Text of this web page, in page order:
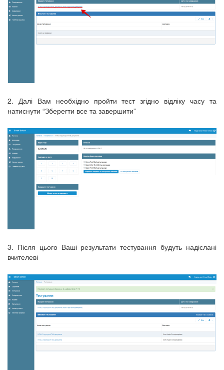
2. Далі Вам необхідно пройти тест згідно відліку часу та
натиснути “Зберегти все та завершити”
3. Після цього Ваші результати тестування будуть надіслані
вчителеві